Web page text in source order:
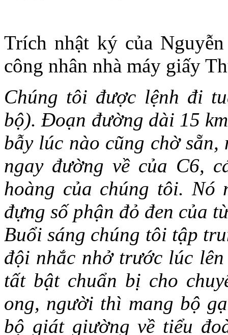
Trích nhật ký của
công nhân nhà máy giấy
Chúng tôi được lệnh đi
bộ). Đoạn đường dài 15
bẫy lúc nào cũng chờ
ngay đường về của C6,
hoàng của chúng tôi. Nó
đựng số phận đỏ đen của
Buổi sáng chúng tôi tập
đội nhắc nhở trước lúc
tất bật chuẩn bị cho
ong, người thì mang bộ
bộ giát giường về tiểu